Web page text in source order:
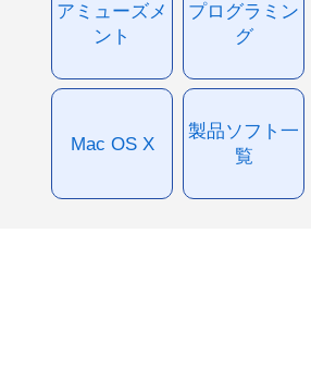
アミューズメ
ント
プログラミン
グ
Mac OS X
製品ソフト一
覧